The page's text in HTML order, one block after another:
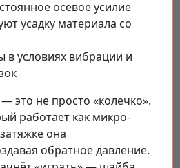
осевое усилие
усадку материала со
условиях вибрации и
это не просто «колечко».
работает как микро-
она
обратное давление.